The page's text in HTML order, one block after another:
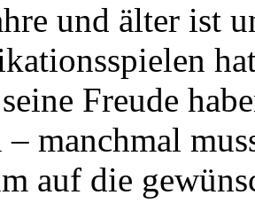
und älter ist
Freude
– manchmal
auf die